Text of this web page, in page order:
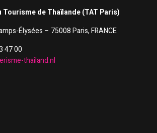
Tourisme de Thaïlande (TAT Paris)
Élysées – 75008 Paris, FRANCE
47 00
thailand.nl